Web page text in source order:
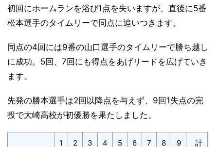
初回にホームランを浴び1点を失いますが、直後に5番
松本選手のタイムリーで同点に追いつきます。
同点の4回には9番の山口選手のタイムリーで勝ち越し
に成功。5回、7回にも得点をあげリードを広げていき
ます。
先発の勝本選手は2回以降点を与えず、9回1失点の完
投で大崎高校が初優勝を果たしました。
1 2 3 4 5 6 7 8 9 計